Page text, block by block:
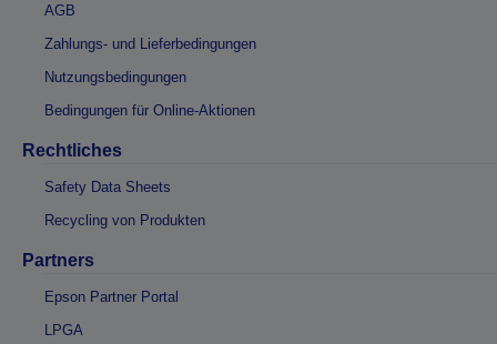
AGB
Zahlungs- und Lieferbedingungen
Nutzungsbedingungen
Bedingungen für Online-Aktionen
Rechtliches
Safety Data Sheets
Recycling von Produkten
Partners
Epson Partner Portal
LPGA